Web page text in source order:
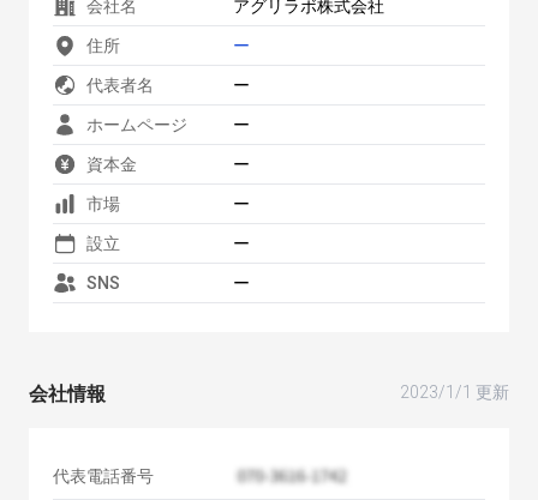
会社名 アグリラボ株式会社
住所 ー
代表者名 ー
ホームページ ー
資本金 ー
市場 ー
設立 ー
SNS ー
会社情報 2023/1/1 更新
代表電話番号